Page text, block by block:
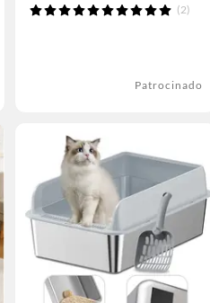
(2)
Patrocinado